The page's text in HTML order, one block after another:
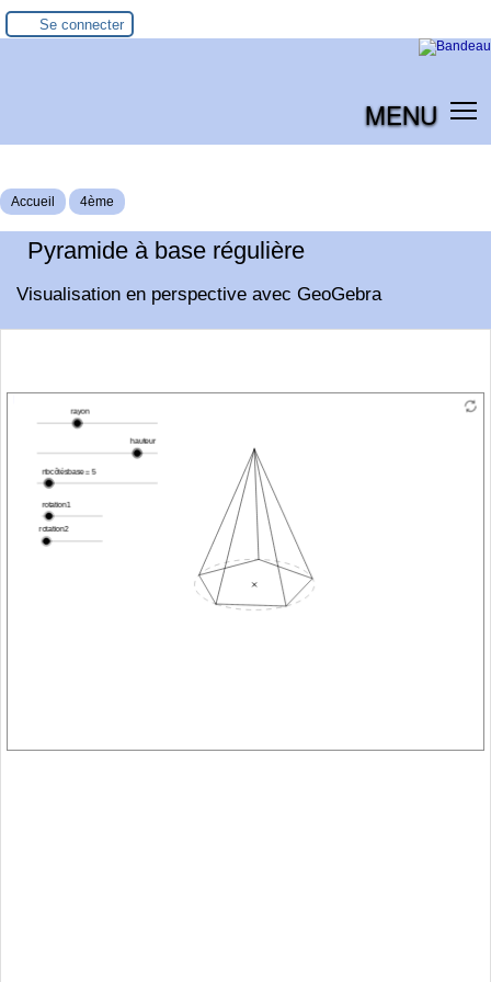
Se connecter
MENU
Accueil 4ème
Pyramide à base régulière
Visualisation en perspective avec GeoGebra